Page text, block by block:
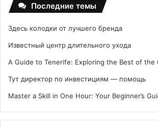
Последние темы
Здесь колодки от лучшего бренда
Известный центр длительного ухода
A Guide to Tenerife: Exploring the Best of the
Тут директор по инвестициям — помощь
Master a Skill in One Hour: Your Beginner’s